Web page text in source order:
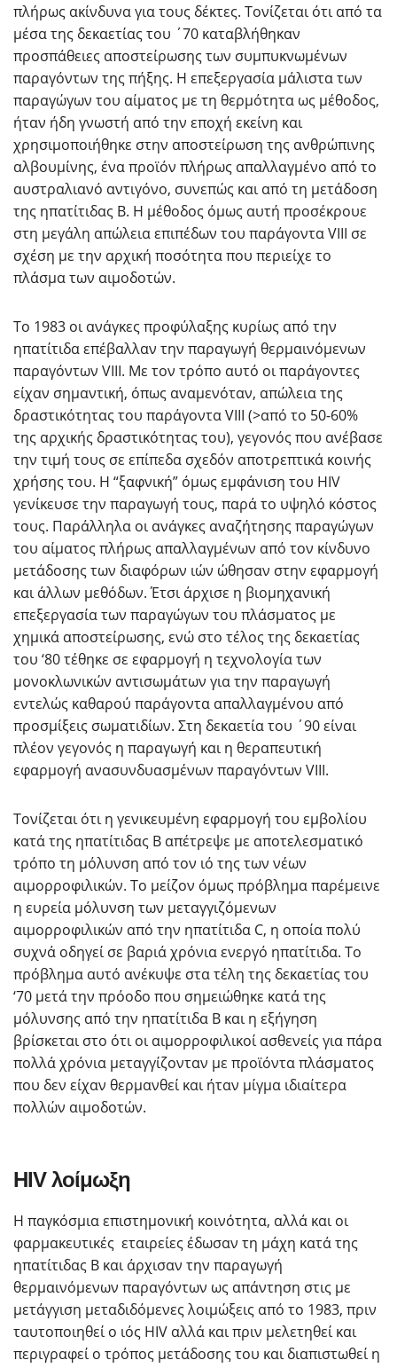
πλήρως ακίνδυνα για τους δέκτες. Τονίζεται ότι από τα
μέσα της δεκαετίας του ΄70 καταβλήθηκαν
προσπάθειες αποστείρωσης των συμπυκνωμένων
παραγόντων της πήξης. Η επεξεργασία μάλιστα των
παραγώγων του αίματος με τη θερμότητα ως μέθοδος,
ήταν ήδη γνωστή από την εποχή εκείνη και
χρησιμοποιήθηκε στην αποστείρωση της ανθρώπινης
αλβουμίνης, ένα προϊόν πλήρως απαλλαγμένο από το
αυστραλιανό αντιγόνο, συνεπώς και από τη μετάδοση
της ηπατίτιδας Β. Η μέθοδος όμως αυτή προσέκρουε
στη μεγάλη απώλεια επιπέδων του παράγοντα VIII σε
σχέση με την αρχική ποσότητα που περιείχε το
πλάσμα των αιμοδοτών.
Το 1983 οι ανάγκες προφύλαξης κυρίως από την
ηπατίτιδα επέβαλλαν την παραγωγή θερμαινόμενων
παραγόντων VIII. Με τον τρόπο αυτό οι παράγοντες
είχαν σημαντική, όπως αναμενόταν, απώλεια της
δραστικότητας του παράγοντα VIII (>από το 50-60%
της αρχικής δραστικότητας του), γεγονός που ανέβασε
την τιμή τους σε επίπεδα σχεδόν αποτρεπτικά κοινής
χρήσης του. Η “ξαφνική” όμως εμφάνιση του HIV
γενίκευσε την παραγωγή τους, παρά το υψηλό κόστος
τους. Παράλληλα οι ανάγκες αναζήτησης παραγώγων
του αίματος πλήρως απαλλαγμένων από τον κίνδυνο
μετάδοσης των διαφόρων ιών ώθησαν στην εφαρμογή
και άλλων μεθόδων. Έτσι άρχισε η βιομηχανική
επεξεργασία των παραγώγων του πλάσματος με
χημικά αποστείρωσης, ενώ στο τέλος της δεκαετίας
του ‘80 τέθηκε σε εφαρμογή η τεχνολογία των
μονοκλωνικών αντισωμάτων για την παραγωγή
εντελώς καθαρού παράγοντα απαλλαγμένου από
προσμίξεις σωματιδίων. Στη δεκαετία του ΄90 είναι
πλέον γεγονός η παραγωγή και η θεραπευτική
εφαρμογή ανασυνδυασμένων παραγόντων VIII.
Τονίζεται ότι η γενικευμένη εφαρμογή του εμβολίου
κατά της ηπατίτιδας Β απέτρεψε με αποτελεσματικό
τρόπο τη μόλυνση από τον ιό της των νέων
αιμορροφιλικών. Το μείζον όμως πρόβλημα παρέμεινε
η ευρεία μόλυνση των μεταγγιζόμενων
αιμορροφιλικών από την ηπατίτιδα C, η οποία πολύ
συχνά οδηγεί σε βαριά χρόνια ενεργό ηπατίτιδα. Το
πρόβλημα αυτό ανέκυψε στα τέλη της δεκαετίας του
‘70 μετά την πρόοδο που σημειώθηκε κατά της
μόλυνσης από την ηπατίτιδα B και η εξήγηση
βρίσκεται στο ότι οι αιμορροφιλικοί ασθενείς για πάρα
πολλά χρόνια μεταγγίζονταν με προϊόντα πλάσματος
που δεν είχαν θερμανθεί και ήταν μίγμα ιδιαίτερα
πολλών αιμοδοτών.
HIV λοίμωξη
Η παγκόσμια επιστημονική κοινότητα, αλλά και οι
φαρμακευτικές εταιρείες έδωσαν τη μάχη κατά της
ηπατίτιδας Β και άρχισαν την παραγωγή
θερμαινόμενων παραγόντων ως απάντηση στις με
μετάγγιση μεταδιδόμενες λοιμώξεις από το 1983, πριν
ταυτοποιηθεί ο ιός HIV αλλά και πριν μελετηθεί και
περιγραφεί ο τρόπος μετάδοσης του και διαπιστωθεί η